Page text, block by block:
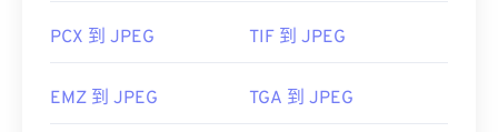
PCX 到 JPEG TIF 到 JPEG
EMZ 到 JPEG TGA 到 JPEG